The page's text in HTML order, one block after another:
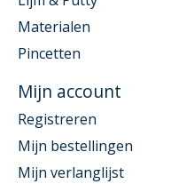
Materialen
Pincetten
Mijn account
Registreren
Mijn bestellingen
Mijn verlanglijst